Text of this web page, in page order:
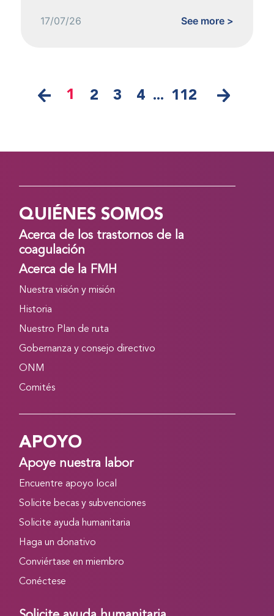
17/07/26 See more >
1 2 3 4 ... 112
QUIÉNES SOMOS
Acerca de los trastornos de la
coagulación
Acerca de la FMH
Nuestra visión y misión
Historia
Nuestro Plan de ruta
Gobernanza y consejo directivo
ONM
Comités
APOYO
Apoye nuestra labor
Encuentre apoyo local
Solicite becas y subvenciones
Solicite ayuda humanitaria
Haga un donativo
Conviértase en miembro
Conéctese